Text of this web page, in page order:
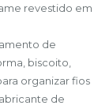
revestido em
de
biscoito,
organizar fios
de